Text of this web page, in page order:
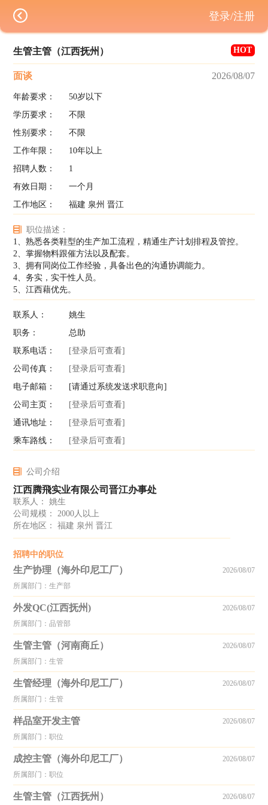
生管主管（江西抚州） HOT
面谈 2026/08/07
年龄要求：
50岁以下
学历要求：
不限
性别要求：
不限
工作年限：
10年以上
招聘人数：
1
有效日期：
一个月
工作地区：
福建 泉州 晋江
职位描述：
1、熟悉各类鞋型的生产加工流程，精通生产计划排程及管控。
2、掌握物料跟催方法以及配套。
3、拥有同岗位工作经验，具备出色的沟通协调能力。
4、务实，实干性人员。
5、江西藉优先。
联系人：
姚生
职务：
总助
联系电话：
[登录后可查看]
公司传真：
[登录后可查看]
电子邮箱：
[请通过系统发送求职意向]
公司主页：
[登录后可查看]
通讯地址：
[登录后可查看]
乘车路线：
[登录后可查看]
公司介绍
江西腾飛实业有限公司晋江办事处
联系人： 姚生
公司规模： 2000人以上
所在地区： 福建 泉州 晋江
招聘中的职位
生产协理（海外印尼工厂）
所属部门：生产部
2026/08/07
外发QC(江西抚州)
所属部门：品管部
2026/08/07
生管主管（河南商丘）
所属部门：生管
2026/08/07
生管经理（海外印尼工厂）
所属部门：生管
2026/08/07
样品室开发主管
所属部门：职位
2026/08/07
成控主管（海外印尼工厂）
所属部门：职位
2026/08/07
生管主管（江西抚州） 2026/08/07
登录/注册